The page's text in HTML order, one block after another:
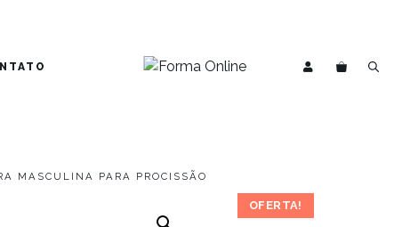
MASCULINA PARA PROCISSÃO
OFERTA!